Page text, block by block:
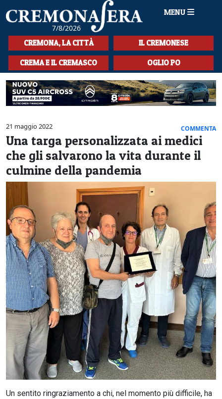
7/8/2026
MENU
HOME
CRONACA
SPORT
LA MUSICA
CULTURA
LA STORIA
SPETTACOLI
L'EDITORIALE
SEZIONI
CERCA
CREMONA, LA CITTÀ IL CREMONESE
CREMA E IL CREMASCO OGLIO PO
21 maggio 2022 COMMENTA
Una targa personalizzata ai medici
che gli salvarono la vita durante il
culmine della pandemia
Un sentito ringraziamento a chi, nel momento più difficile, ha